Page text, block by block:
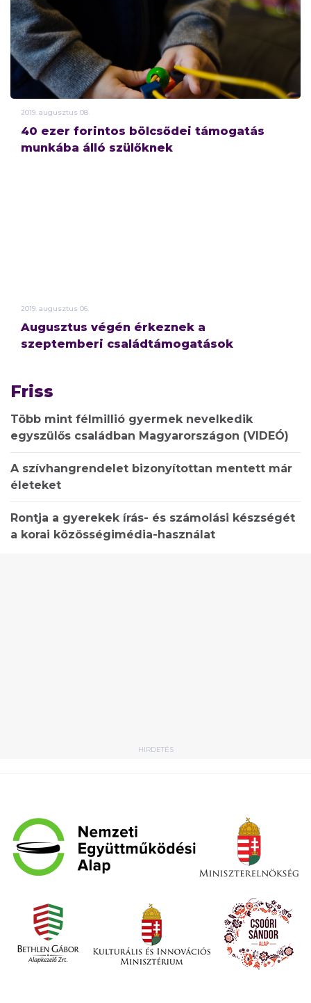
2019. augusztus 08.
40 ezer forintos bölcsődei támogatás
munkába álló szülőknek
2019. augusztus 06.
Augusztus végén érkeznek a
szeptemberi családtámogatások
Friss
Több mint félmillió gyermek nevelkedik
egyszülős családban Magyarországon (VIDEÓ)
A szívhangrendelet bizonyítottan mentett már
életeket
Rontja a gyerekek írás- és számolási készségét
a korai közösségimédia-használat
HIRDETÉS